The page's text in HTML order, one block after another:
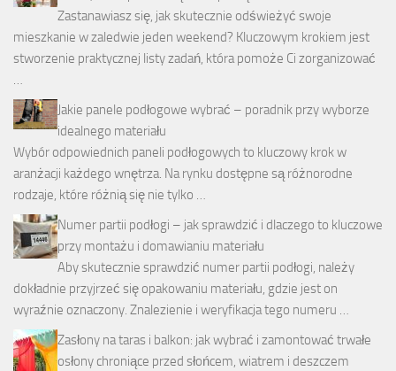
Zastanawiasz się, jak skutecznie odświeżyć swoje
mieszkanie w zaledwie jeden weekend? Kluczowym krokiem jest
stworzenie praktycznej listy zadań, która pomoże Ci zorganizować
…
Jakie panele podłogowe wybrać – poradnik przy wyborze
idealnego materiału
Wybór odpowiednich paneli podłogowych to kluczowy krok w
aranżacji każdego wnętrza. Na rynku dostępne są różnorodne
rodzaje, które różnią się nie tylko …
Numer partii podłogi – jak sprawdzić i dlaczego to kluczowe
przy montażu i domawianiu materiału
Aby skutecznie sprawdzić numer partii podłogi, należy
dokładnie przyjrzeć się opakowaniu materiału, gdzie jest on
wyraźnie oznaczony. Znalezienie i weryfikacja tego numeru …
Zasłony na taras i balkon: jak wybrać i zamontować trwałe
osłony chroniące przed słońcem, wiatrem i deszczem